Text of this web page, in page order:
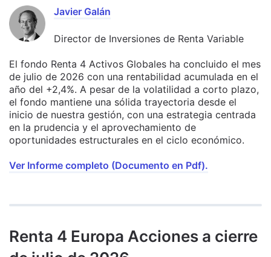
Javier Galán
Director de Inversiones de Renta Variable
El fondo Renta 4 Activos Globales ha concluido el mes
de julio de 2026 con una rentabilidad acumulada en el
año del +2,4%. A pesar de la volatilidad a corto plazo,
el fondo mantiene una sólida trayectoria desde el
inicio de nuestra gestión, con una estrategia centrada
en la prudencia y el aprovechamiento de
oportunidades estructurales en el ciclo económico.
Ver Informe completo (Documento en Pdf).
Renta 4 Europa Acciones a cierre